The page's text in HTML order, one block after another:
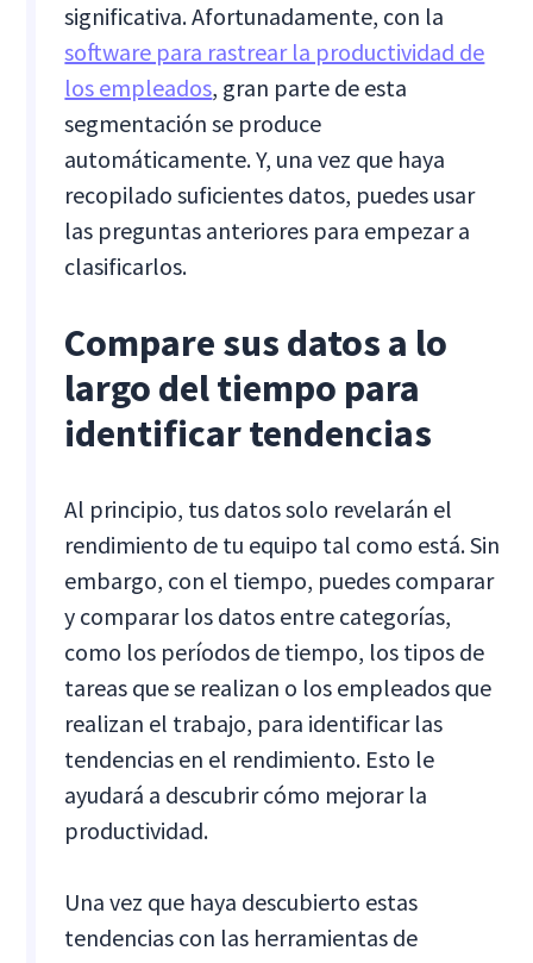
significativa. Afortunadamente, con la
software para rastrear la productividad de
los empleados, gran parte de esta
segmentación se produce
automáticamente. Y, una vez que haya
recopilado suficientes datos, puedes usar
las preguntas anteriores para empezar a
clasificarlos.
Compare sus datos a lo
largo del tiempo para
identificar tendencias
Al principio, tus datos solo revelarán el
rendimiento de tu equipo tal como está. Sin
embargo, con el tiempo, puedes comparar
y comparar los datos entre categorías,
como los períodos de tiempo, los tipos de
tareas que se realizan o los empleados que
realizan el trabajo, para identificar las
tendencias en el rendimiento. Esto le
ayudará a descubrir cómo mejorar la
productividad.
Una vez que haya descubierto estas
tendencias con las herramientas de